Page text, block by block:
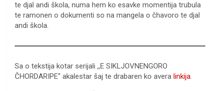
te djal andi škola, numa hem ko esavke momentija trubula
te ramonen o dokumenti so na mangela o čhavoro te djal
andi škola.
Sa o tekstija kotar serijali ,,E SIKLJOVNENGORO
ČHORDARIPE“ akalestar šaj te drabaren ko avera linkija.